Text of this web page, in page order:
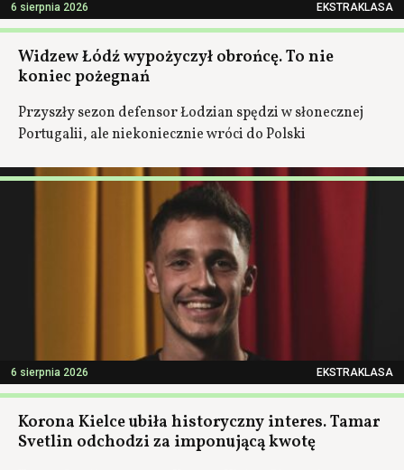
6 sierpnia 2026 EKSTRAKLASA
Widzew Łódź wypożyczył obrońcę. To nie
koniec pożegnań
Przyszły sezon defensor Łodzian spędzi w słonecznej
Portugalii, ale niekoniecznie wróci do Polski
6 sierpnia 2026 EKSTRAKLASA
Korona Kielce ubiła historyczny interes. Tamar
Svetlin odchodzi za imponującą kwotę